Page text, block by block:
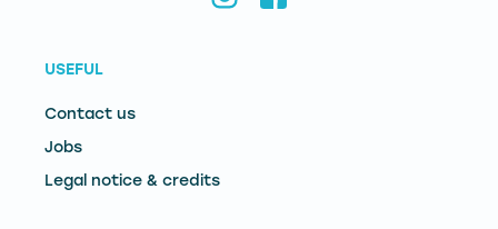
USEFUL
Contact us
Jobs
Legal notice & credits